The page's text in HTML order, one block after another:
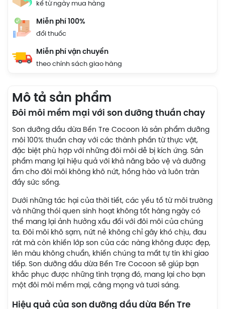
kể từ ngày mua hàng
Miễn phí 100%
đổi thuốc
Miễn phí vận chuyển
theo chính sách giao hàng
Mô tả sản phẩm
Đôi môi mềm mại với son dưỡng thuần chay
Son dưỡng dầu dừa Bến Tre Cocoon là sản phẩm dưỡng
môi 100% thuần chay với các thành phần từ thực vật,
đặc biệt phù hợp với những đôi môi dễ bị kích ứng. Sản
phẩm mang lại hiệu quả với khả năng bảo vệ và dưỡng
ẩm cho đôi môi không khô nứt, hồng hào và luôn tràn
đầy sức sống.
Dưới những tác hại của thời tiết, các yếu tố từ môi trường
và những thói quen sinh hoạt không tốt hàng ngày có
thể mang lại ảnh hưởng xấu đối với đôi môi của chúng
ta. Đôi môi khô sạm, nứt nẻ không chỉ gây khó chịu, đau
rát mà còn khiến lớp son của các nàng không được đẹp,
lên màu không chuẩn, khiến chúng ta mất tự tin khi giao
tiếp. Son dưỡng dầu dừa Bến Tre Cocoon sẽ giúp bạn
khắc phục được những tình trạng đó, mang lại cho bạn
một đôi môi mềm mại, căng mọng và tươi sáng.
Hiệu quả của son dưỡng dầu dừa Bến Tre